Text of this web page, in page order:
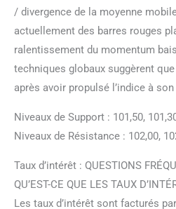
/ divergence de la moyenne
actuellement des barres rouges
ralentissement du momentum
techniques globaux suggèrent
après avoir propulsé l’indice à
Niveaux de Support : 101,50,
Niveaux de Résistance : 102,00,
Taux d’intérêt : QUESTIONS
QU’EST-CE QUE LES TAUX
Les taux d’intérêt sont facturés